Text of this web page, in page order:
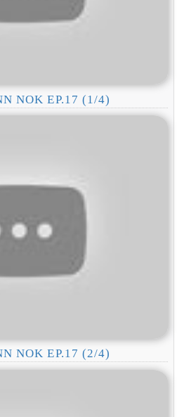
NOK EP.17 (1/4)
NOK EP.17 (2/4)